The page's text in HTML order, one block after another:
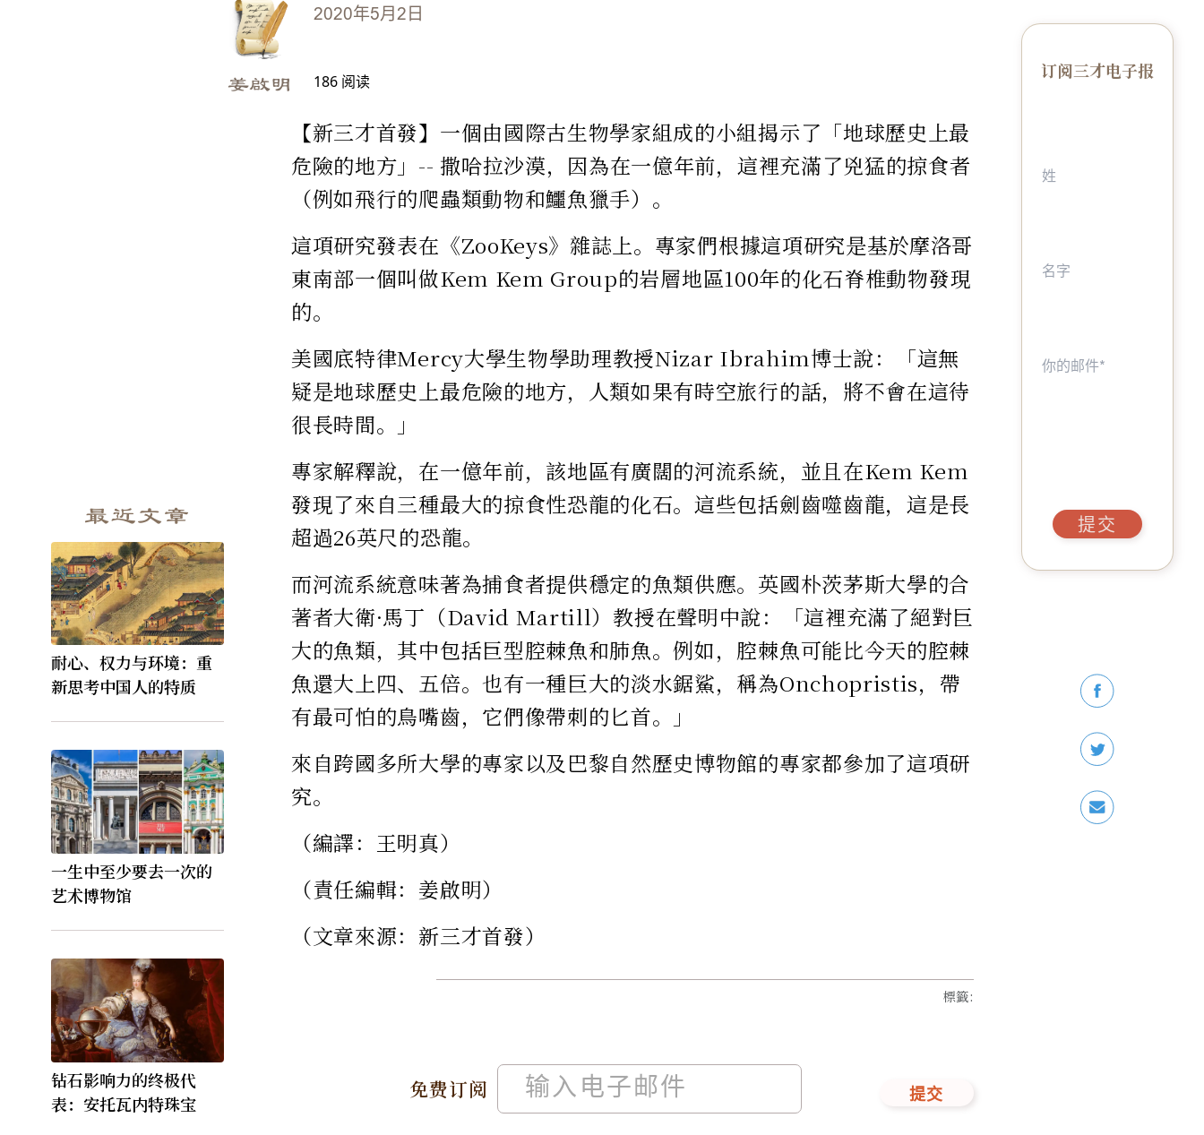
最近文章
耐心、权力与环境：重
新思考中国人的特质
一生中至少要去一次的
艺术博物馆
钻石影响力的终极代
表：安托瓦内特珠宝
2020年5月2日
姜啟明 186 阅读
【新三才首發】一個由國際古生物學家組成的小組揭示了「地球歷史上最
危險的地方」-- 撒哈拉沙漠，因為在一億年前，這裡充滿了兇猛的掠食者
（例如飛行的爬蟲類動物和鱷魚獵手）。
這項研究發表在《ZooKeys》雜誌上。專家們根據這項研究是基於摩洛哥
東南部一個叫做Kem Kem Group的岩層地區100年的化石脊椎動物發現
的。
美國底特律Mercy大學生物學助理教授Nizar Ibrahim博士說：「這無
疑是地球歷史上最危險的地方，人類如果有時空旅行的話，將不會在這待
很長時間。」
專家解釋說，在一億年前，該地區有廣闊的河流系統，並且在Kem Kem
發現了來自三種最大的掠食性恐龍的化石。這些包括劍齒噬齒龍，這是長
超過26英尺的恐龍。
而河流系統意味著為捕食者提供穩定的魚類供應。英國朴茨茅斯大學的合
著者大衛·馬丁（David Martill）教授在聲明中說：「這裡充滿了絕對巨
大的魚類，其中包括巨型腔棘魚和肺魚。例如，腔棘魚可能比今天的腔棘
魚還大上四、五倍。也有一種巨大的淡水鋸鯊，稱為Onchopristis，帶
有最可怕的鳥嘴齒，它們像帶刺的匕首。」
來自跨國多所大學的專家以及巴黎自然歷史博物館的專家都參加了這項研
究。
（編譯：王明真）
（責任編輯：姜啟明）
（文章來源：新三才首發）
免费订阅 提交
標籤:
订阅三才电子报
提交